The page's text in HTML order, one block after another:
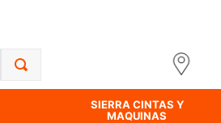
SIERRA CINTAS Y
MAQUINAS